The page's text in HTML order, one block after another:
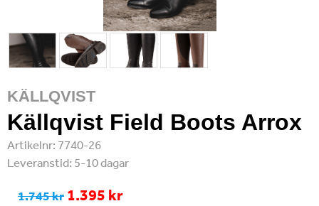
KÄLLQVIST
Källqvist Field Boots Arrox
Artikelnr: 7740-26
Leveranstid: 5-10 dagar
1.745 kr 1.395 kr